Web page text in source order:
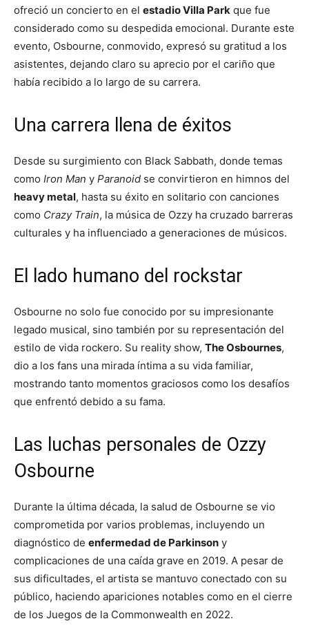
ofreció un concierto en el estadio Villa Park que fue
considerado como su despedida emocional. Durante este
evento, Osbourne, conmovido, expresó su gratitud a los
asistentes, dejando claro su aprecio por el cariño que
había recibido a lo largo de su carrera.
Una carrera llena de éxitos
Desde su surgimiento con Black Sabbath, donde temas
como Iron Man y Paranoid se convirtieron en himnos del
heavy metal, hasta su éxito en solitario con canciones
como Crazy Train, la música de Ozzy ha cruzado barreras
culturales y ha influenciado a generaciones de músicos.
El lado humano del rockstar
Osbourne no solo fue conocido por su impresionante
legado musical, sino también por su representación del
estilo de vida rockero. Su reality show, The Osbournes,
dio a los fans una mirada íntima a su vida familiar,
mostrando tanto momentos graciosos como los desafíos
que enfrentó debido a su fama.
Las luchas personales de Ozzy
Osbourne
Durante la última década, la salud de Osbourne se vio
comprometida por varios problemas, incluyendo un
diagnóstico de enfermedad de Parkinson y
complicaciones de una caída grave en 2019. A pesar de
sus dificultades, el artista se mantuvo conectado con su
público, haciendo apariciones notables como en el cierre
de los Juegos de la Commonwealth en 2022.